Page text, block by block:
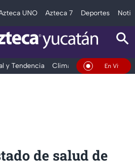
UNO Azteca 7 Deportes
y Tendencia Clima DeportesEn Vivo
de salud de